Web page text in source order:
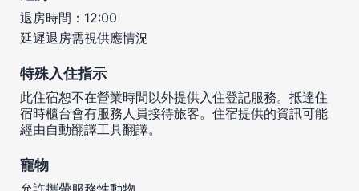
退房時間：12:00
延遲退房需視供應情況
特殊入住指示
此住宿恕不在營業時間以外提供入住登記服務。抵達住
宿時櫃台會有服務人員接待旅客。住宿提供的資訊可能
經由自動翻譯工具翻譯。
寵物